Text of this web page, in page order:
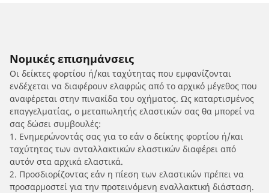
Νομικές επισημάνσεις
Οι δείκτες φορτίου ή/και ταχύτητας που εμφανίζονται
ενδέχεται να διαφέρουν ελαφρώς από το αρχικό μέγεθος που
αναφέρεται στην πινακίδα του οχήματος. Ως καταρτισμένος
επαγγελματίας, ο μεταπωλητής ελαστικών σας θα μπορεί να
σας δώσει συμβουλές:
1. Ενημερώνοντάς σας για το εάν ο δείκτης φορτίου ή/και
ταχύτητας των ανταλλακτικών ελαστικών διαφέρει από
αυτόν στα αρχικά ελαστικά.
2. Προσδιορίζοντας εάν η πίεση των ελαστικών πρέπει να
προσαρμοστεί για την προτεινόμενη εναλλακτική διάσταση.